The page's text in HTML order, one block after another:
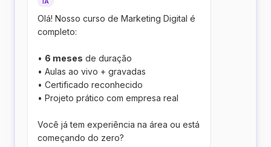
Olá! Nosso curso de Marketing Digital é
completo:
• 6 meses de duração
• Aulas ao vivo + gravadas
• Certificado reconhecido
• Projeto prático com empresa real
Você já tem experiência na área ou está
começando do zero?